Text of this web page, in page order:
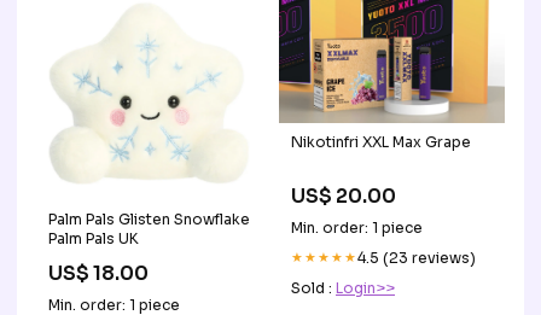
Palm Pals Glisten Snowflake
Palm Pals UK
US$ 18.00
Min. order: 1 piece
Nikotinfri XXL Max Grape
US$ 20.00
Min. order: 1 piece
★★★★★4.5 (23 reviews)
Sold : Login>>